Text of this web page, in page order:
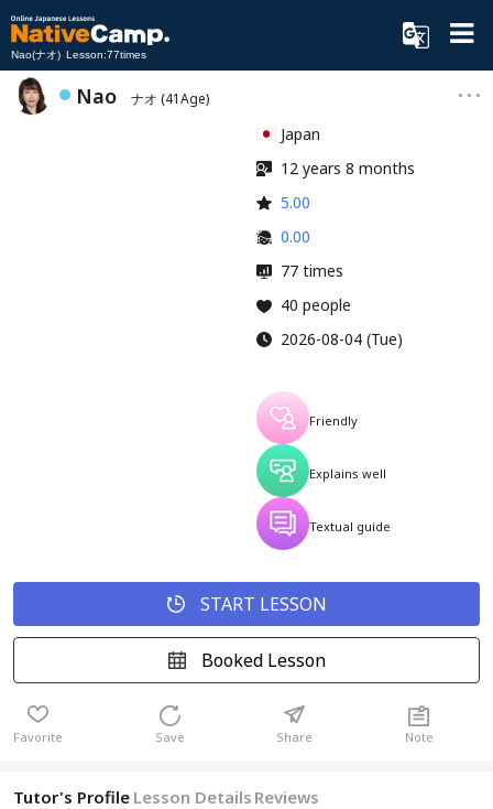
Nao(ナオ) Lesson:77times
Nao ナオ (41Age)
Japan
12 years 8 months
5.00
0.00
77 times
40 people
2026-08-04 (Tue)
Friendly
Explains well
Textual guide
START LESSON
Booked Lesson
Favorite Save Share Note
Tutor's Profile Lesson Details Reviews